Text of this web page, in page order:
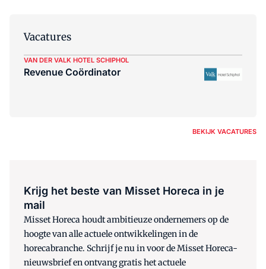
Vacatures
VAN DER VALK HOTEL SCHIPHOL
Revenue Coördinator
BEKIJK VACATURES
Krijg het beste van Misset Horeca in je
mail
Misset Horeca houdt ambitieuze ondernemers op de
hoogte van alle actuele ontwikkelingen in de
horecabranche. Schrijf je nu in voor de Misset Horeca-
nieuwsbrief en ontvang gratis het actuele